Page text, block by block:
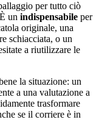
per tutto ciò
un indispensabile per
originale, una
schiacciata, o un
a riutilizzare le
la situazione: un
a una valutazione a
trasformare
se il corriere è in